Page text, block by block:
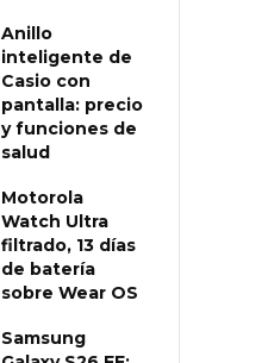
Anillo
inteligente de
Casio con
pantalla: precio
y funciones de
salud
Motorola
Watch Ultra
filtrado, 13 días
de batería
sobre Wear OS
Samsung